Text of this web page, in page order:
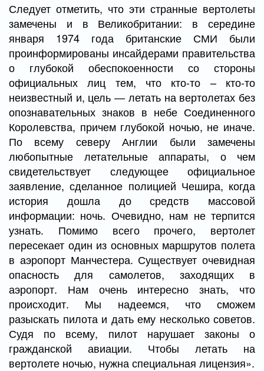
Следует отметить, что эти странные вертолеты
замечены и в Великобритании: в середине
января 1974 года британские СМИ были
проинформированы инсайдерами правительства
о глубокой обеспокоенности со стороны
официальных лиц тем, что кто-то – кто-то
неизвестный и, цель — летать на вертолетах без
опознавательных знаков в небе Соединенного
Королевства, причем глубокой ночью, не иначе.
По всему северу Англии были замечены
любопытные летательные аппараты, о чем
свидетельствует следующее официальное
заявление, сделанное полицией Чешира, когда
история дошла до средств массовой
информации: ночь. Очевидно, нам не терпится
узнать. Помимо всего прочего, вертолет
пересекает один из основных маршрутов полета
в аэропорт Манчестера. Существует очевидная
опасность для самолетов, заходящих в
аэропорт. Нам очень интересно знать, что
происходит. Мы надеемся, что сможем
разыскать пилота и дать ему несколько советов.
Судя по всему, пилот нарушает законы о
гражданской авиации. Чтобы летать на
вертолете ночью, нужна специальная лицензия».